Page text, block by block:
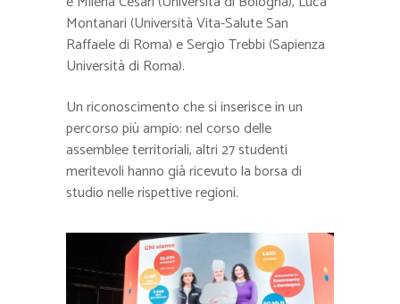
Montanari (Università Vita-Salute San
Raffaele di Roma) e Sergio Trebbi (Sapienza
Università di Roma).
Un riconoscimento che si inserisce in un
percorso più ampio: nel corso delle
assemblee territoriali, altri 27 studenti
meritevoli hanno già ricevuto la borsa di
studio nelle rispettive regioni.